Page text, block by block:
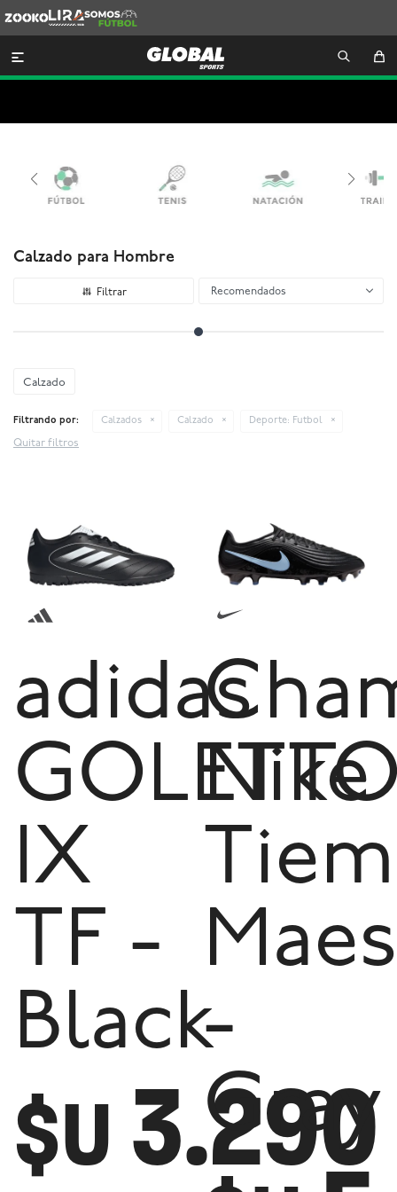
Lira
Somos
Futbol

Calzado para Hombre
Recomendados
Calzado
Filtrando por: Calzados Calzado Deporte: Futbol
Quitar filtros
adidas
GOLETTO
IX
TF -
Black
$U 3.290
Nike
-
Gray